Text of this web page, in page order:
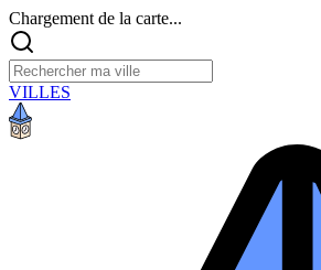
Chargement de la carte...
VILLES